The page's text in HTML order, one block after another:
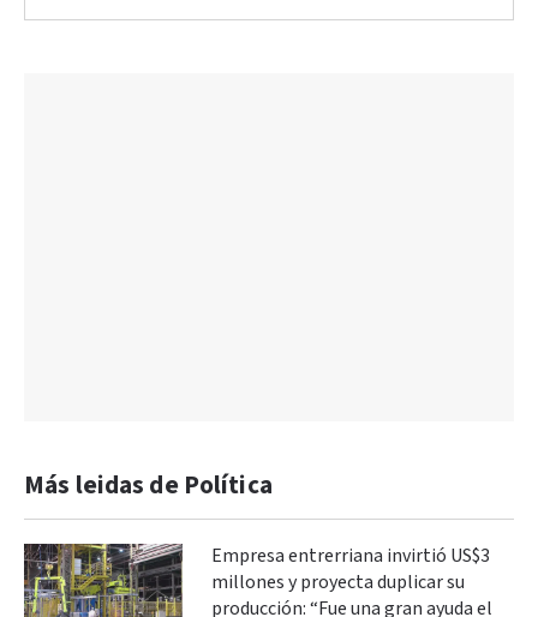
Más leidas de Política
Empresa entrerriana invirtió US$3
millones y proyecta duplicar su
producción: “Fue una gran ayuda el